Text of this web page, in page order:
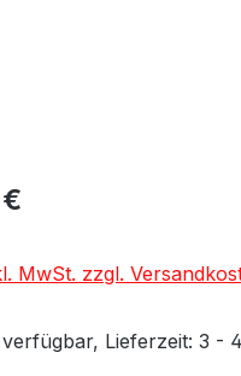
MwSt. zzgl.
Lieferzeit: 3 -